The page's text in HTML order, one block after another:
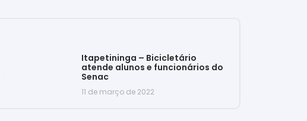
Itapetininga – Bicicletário
atende alunos e funcionários do
Senac
11 de março de 2022